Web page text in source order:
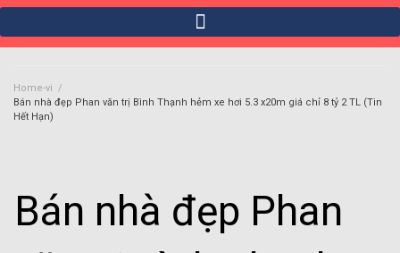
Home-vi /
Bán nhà đẹp Phan văn trị Bình Thạnh hẻm xe hơi 5.3 x20m giá chỉ 8 tỷ 2 TL (Tin
Hết Hạn)
Bán nhà đẹp Phan